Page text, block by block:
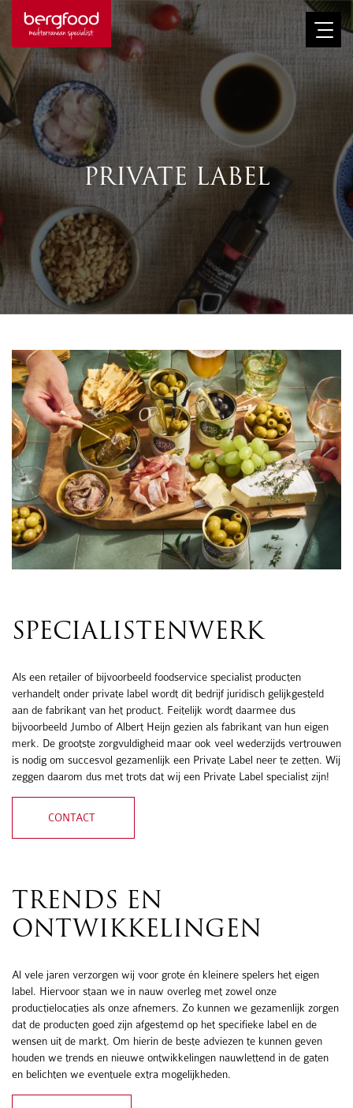
Afbeelding
PRIVATE LABEL
SPECIALISTENWERK
Als een retailer of bijvoorbeeld foodservice specialist producten
verhandelt onder private label wordt dit bedrijf juridisch gelijkgesteld
aan de fabrikant van het product. Feitelijk wordt daarmee dus
bijvoorbeeld Jumbo of Albert Heijn gezien als fabrikant van hun eigen
merk. De grootste zorgvuldigheid maar ook veel wederzijds vertrouwen
is nodig om succesvol gezamenlijk een Private Label neer te zetten. Wij
zeggen daarom dus met trots dat wij een Private Label specialist zijn!
CONTACT
TRENDS EN
ONTWIKKELINGEN
Al vele jaren verzorgen wij voor grote én kleinere spelers het eigen
label. Hiervoor staan we in nauw overleg met zowel onze
productielocaties als onze afnemers. Zo kunnen we gezamenlijk zorgen
dat de producten goed zijn afgestemd op het specifieke label en de
wensen uit de markt. Om hierin de beste adviezen te kunnen geven
houden we trends en nieuwe ontwikkelingen nauwlettend in de gaten
en belichten we eventuele extra mogelijkheden.